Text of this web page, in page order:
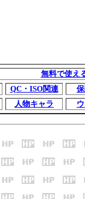
無料で使え
QC・ISO関連
人物キャラ